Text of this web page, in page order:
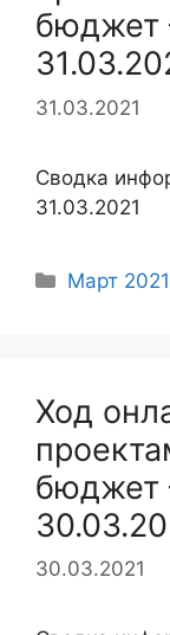
бюджет
31.03.2021
Сводка
31.03.2021
Рубрики
Март 2021
Ход
бюджет
30.03.2021